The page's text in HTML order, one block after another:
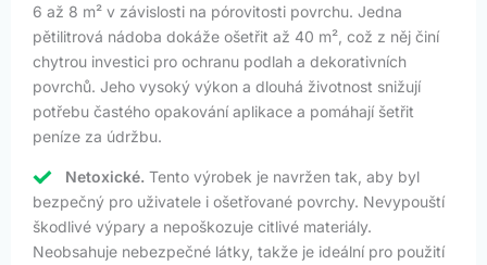
6 až 8 m² v závislosti na pórovitosti povrchu. Jedna
pětilitrová nádoba dokáže ošetřit až 40 m², což z něj činí
chytrou investici pro ochranu podlah a dekorativních
povrchů. Jeho vysoký výkon a dlouhá životnost snižují
potřebu častého opakování aplikace a pomáhají šetřit
peníze za údržbu.
Netoxické. Tento výrobek je navržen tak, aby byl
bezpečný pro uživatele i ošetřované povrchy. Nevypouští
škodlivé výpary a nepoškozuje citlivé materiály.
Neobsahuje nebezpečné látky, takže je ideální pro použití